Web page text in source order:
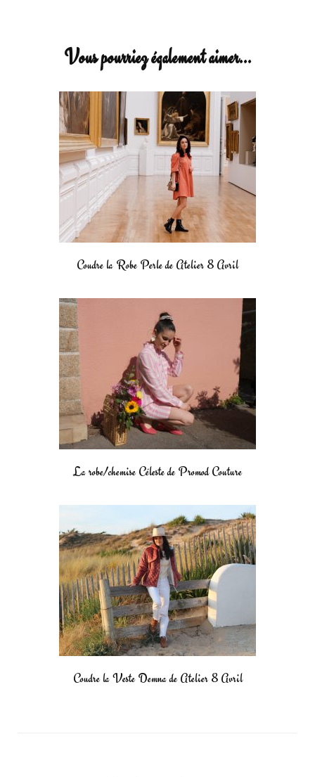
Vous pourriez également aimer...
Coudre la Robe Perle de Atelier 8 Avril
La robe/chemise Céleste de Promod Couture
Coudre la Veste Demna de Atelier 8 Avril